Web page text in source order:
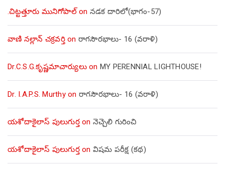
.చిట్టత్తూరు మునిగోపాల్on నడక దారిలో(భాగం-57)
వాణి నల్లాన్ చక్రవర్తిon రాగసౌరభాలు- 16 (వరాళి)
Dr.C.S.G.కృష్ణమాచార్యులుon MY PERENNIAL LIGHTHOUSE!
Dr. I.A.P.S. Murthyon రాగసౌరభాలు- 16 (వరాళి)
యశోదాకైలాస్ పులుగుర్తon నెచ్చెలి గురించి
యశోదాకైలాస్ పులుగుర్తon విషమ పరీక్ష (క‌థ‌)